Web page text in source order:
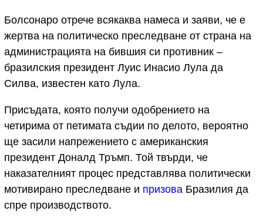
Болсонаро отрече всякаква намеса и заяви, че е
жертва на политическо преследване от страна на
администрацията на бившия си противник –
бразилския президент Луис Инасио Лула да
Силва, известен като Лула.
Присъдата, която получи одобрението на
четирима от петимата съдии по делото, вероятно
ще засили напрежението с американския
президент Доналд Тръмп. Той твърди, че
наказателният процес представлява политически
мотивирано преследване и призова Бразилия да
спре производството.